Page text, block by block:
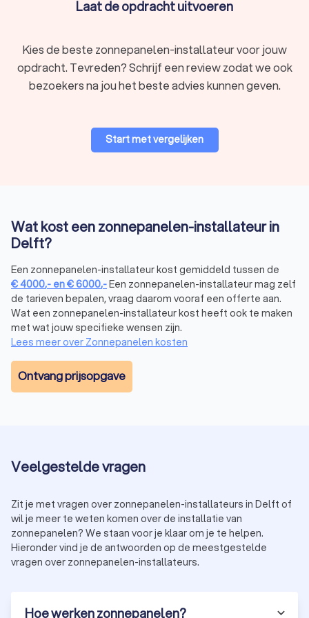
zijn erg efficiënt, met een rendement tussen 14% en 18%. Dit
soort zonnepaneel is wat duurder, maar levert op lange
termijn veel energie op.
Polykristallijne zonnepanelen
Polykristallijne zonnepanelen hebben kristallen van
budget hebt.
Dunne film zonnepanelen
Dunne film zonnepanelen zijn populair vanwege hun lagere
productiekosten en flexibiliteit bij installatie. Hoewel deze
minder efficiënt zijn, is hun rendement ongeveer 15%. Ze zijn
goedkoper en bieden een kosteneffectieve oplossing.
Glas-glas zonnepanelen
Glas-glas zonnepanelen zijn het nieuwst en hebben een
Bij het kiezen van het juiste type zonnepaneel voor jouw
budget, energiebehoeften en de beschikbare ruimte voor
installatie. Het raadplegen van een ervaren zonnepanelen-
installateur in Delft helpt je bij het maken van de beste keuze
voor jouw situatie. De zonnepanelen-installateurs uit Delft
helpen je graag verder.
Wat kosten zonnepanelen in Delft?
Laat de opdracht uitvoeren
Kies de beste zonnepanelen-installateur voor jouw
opdracht. Tevreden? Schrijf een review zodat we ook
bezoekers na jou het beste advies kunnen geven.
Start met vergelijken
Wat kost een zonnepanelen-installateur in
Delft?
Een zonnepanelen-installateur kost gemiddeld tussen de
€4000,- en€6000,-Een zonnepanelen-installateur mag zelf
de tarieven bepalen, vraag daarom vooraf een offerte aan.
Wat een zonnepanelen-installateur kost heeft ook te maken
met wat jouw specifieke wensen zijn.
Lees meer over Zonnepanelen kosten
Ontvang prijsopgave
Veelgestelde vragen
Zit je met vragen over zonnepanelen-installateurs in Delft of
wil je meer te weten komen over de installatie van
zonnepanelen? We staan voor je klaar om je te helpen.
Hieronder vind je de antwoorden op de meestgestelde
vragen over zonnepanelen-installateurs.
Hoe werken zonnepanelen?